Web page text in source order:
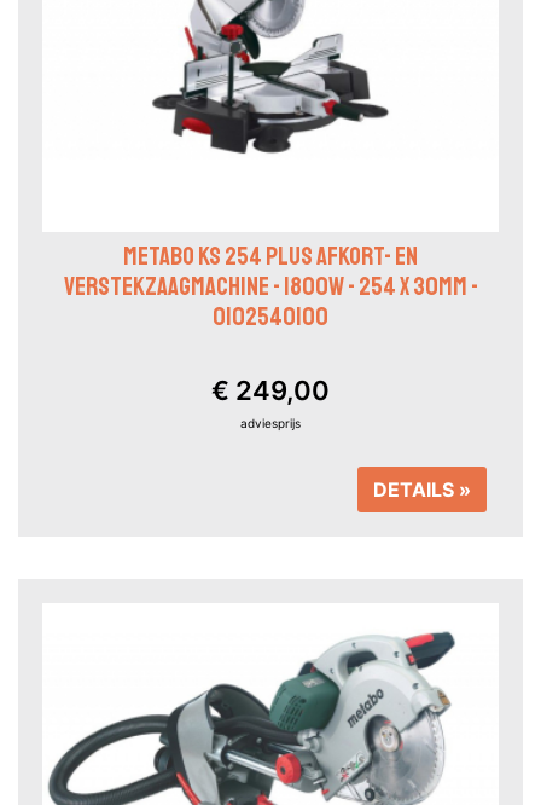
METABO KS 254 PLUS AFKORT- EN
VERSTEKZAAGMACHINE - 1800W - 254 X 30MM -
0102540100
€ 249,00
adviesprijs
DETAILS »